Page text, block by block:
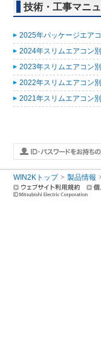
技術・工事マニ
2025年パッケージエア
2024年スリムエアコン
2023年スリムエアコン
2022年スリムエアコン
2021年スリムエアコン
WIN2Kトップ 製品情報